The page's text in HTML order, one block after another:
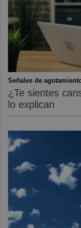
Señales de
¿Te sientes
lo explican